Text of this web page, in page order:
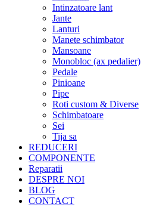
Intinzatoare lant
Jante
Lanturi
Manete schimbator
Mansoane
Monobloc (ax pedalier)
Pedale
Pinioane
Pipe
Roti custom & Diverse
Schimbatoare
Sei
Tija sa
REDUCERI
COMPONENTE
Reparatii
DESPRE NOI
BLOG
CONTACT